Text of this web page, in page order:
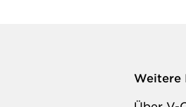
Weitere